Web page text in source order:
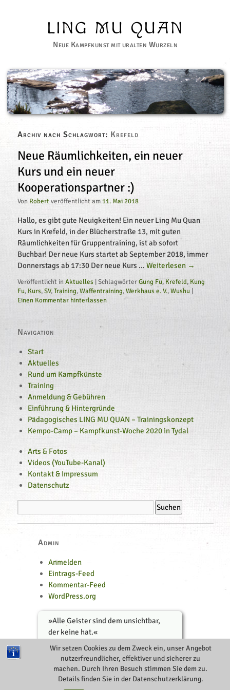
Wir setzen Cookies zu dem Zweck ein, unser Angebot
nutzerfreundlicher, effektiver und sicherer zu
machen. Durch Ihren Besuch stimmen Sie dem zu.
Details finden Sie in der Datenschutzerklärung.
LING MU QUAN
Neue Kampfkunst mit uralten Wurzeln
Archiv nach Schlagwort: Krefeld
Neue Räumlichkeiten, ein neuer
Kurs und ein neuer
Kooperationspartner :)
Von Robert veröffentlicht am 11. Mai 2018
Hallo, es gibt gute Neuigkeiten! Ein neuer Ling Mu Quan
Kurs in Krefeld, in der Blücherstraße 13, mit guten
Räumlichkeiten für Gruppentraining, ist ab sofort
Buchbar! Der neue Kurs startet ab September 2018, immer
Donnerstags ab 17:30 Der neue Kurs … Weiterlesen →
Veröffentlicht inAktuelles SchlagwörterGung Fu, Krefeld, Kung
Fu, Kurs,SV,Training,Waffentraining,Werkhaus e. V.,Wushu
Einen Kommentar hinterlassen
Navigation
Start
Aktuelles
Rund um Kampfkünste
Training
Anmeldung & Gebühren
Einführung & Hintergründe
Pädagogisches LING MU QUAN – Trainingskonzept
Kempo-Camp – Kampfkunst-Woche 2020 in Tydal
Arts & Fotos
Videos (YouTube-Kanal)
Kontakt & Impressum
Datenschutz
Admin
Anmelden
Eintrags-Feed
Kommentar-Feed
WordPress.org
»Alle Geister sind dem unsichtbar,
der keine hat.«
LING MU QUAN Proudly powered by WordPress